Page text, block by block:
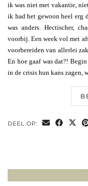
ik was niet met vakantie,
ik had het gewoon heel erg
was anders. Hectischer,
voorbij. Een week vol met
voorbereiden van allerlei
En hoe gaaf was dat?!
in de crisis hun kans zagen,
DEEL OP: